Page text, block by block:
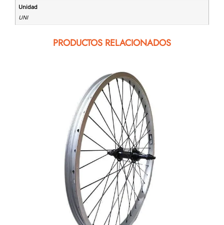
Unidad
UNI
PRODUCTOS RELACIONADOS